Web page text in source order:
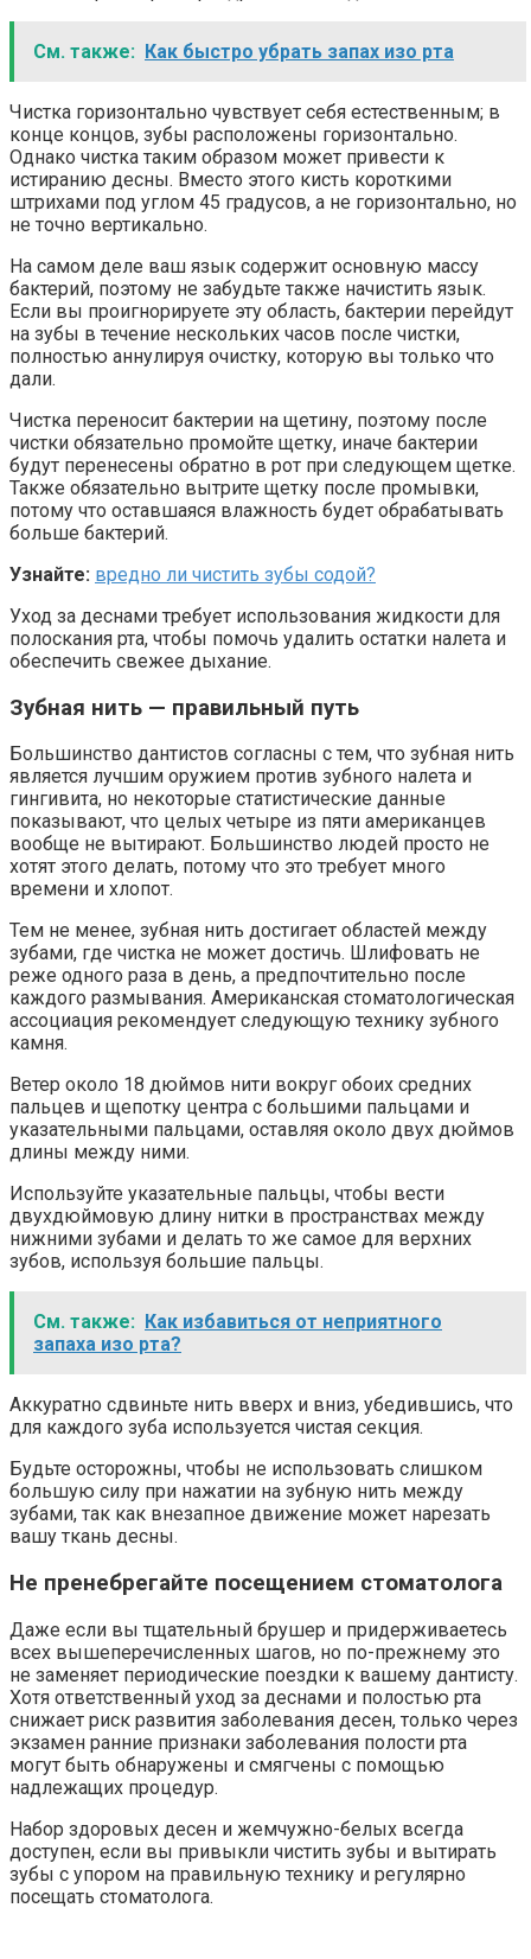
См. также: Как быстро убрать запах изо рта
Чистка горизонтально чувствует себя естественным; в
конце концов, зубы расположены горизонтально.
Однако чистка таким образом может привести к
истиранию десны. Вместо этого кисть короткими
штрихами под углом 45 градусов, а не горизонтально, но
не точно вертикально.
На самом деле ваш язык содержит основную массу
бактерий, поэтому не забудьте также начистить язык.
Если вы проигнорируете эту область, бактерии перейдут
на зубы в течение нескольких часов после чистки,
полностью аннулируя очистку, которую вы только что
дали.
Чистка переносит бактерии на щетину, поэтому после
чистки обязательно промойте щетку, иначе бактерии
будут перенесены обратно в рот при следующем щетке.
Также обязательно вытрите щетку после промывки,
потому что оставшаяся влажность будет обрабатывать
больше бактерий.
Узнайте: вредно ли чистить зубы содой?
Уход за деснами требует использования жидкости для
полоскания рта, чтобы помочь удалить остатки налета и
обеспечить свежее дыхание.
Зубная нить — правильный путь
Большинство дантистов согласны с тем, что зубная нить
является лучшим оружием против зубного налета и
гингивита, но некоторые статистические данные
показывают, что целых четыре из пяти американцев
вообще не вытирают. Большинство людей просто не
хотят этого делать, потому что это требует много
времени и хлопот.
Тем не менее, зубная нить достигает областей между
зубами, где чистка не может достичь. Шлифовать не
реже одного раза в день, а предпочтительно после
каждого размывания. Американская стоматологическая
ассоциация рекомендует следующую технику зубного
камня.
Ветер около 18 дюймов нити вокруг обоих средних
пальцев и щепотку центра с большими пальцами и
указательными пальцами, оставляя около двух дюймов
длины между ними.
Используйте указательные пальцы, чтобы вести
двухдюймовую длину нитки в пространствах между
нижними зубами и делать то же самое для верхних
зубов, используя большие пальцы.
См. также: Как избавиться от неприятного
запаха изо рта?
Аккуратно сдвиньте нить вверх и вниз, убедившись, что
для каждого зуба используется чистая секция.
Будьте осторожны, чтобы не использовать слишком
большую силу при нажатии на зубную нить между
зубами, так как внезапное движение может нарезать
вашу ткань десны.
Не пренебрегайте посещением стоматолога
Даже если вы тщательный брушер и придерживаетесь
всех вышеперечисленных шагов, но по-прежнему это
не заменяет периодические поездки к вашему дантисту.
Хотя ответственный уход за деснами и полостью рта
снижает риск развития заболевания десен, только через
экзамен ранние признаки заболевания полости рта
могут быть обнаружены и смягчены с помощью
надлежащих процедур.
Набор здоровых десен и жемчужно-белых всегда
доступен, если вы привыкли чистить зубы и вытирать
зубы с упором на правильную технику и регулярно
посещать стоматолога.